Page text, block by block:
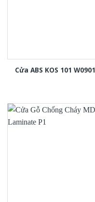
Cửa ABS KOS 101 W0901